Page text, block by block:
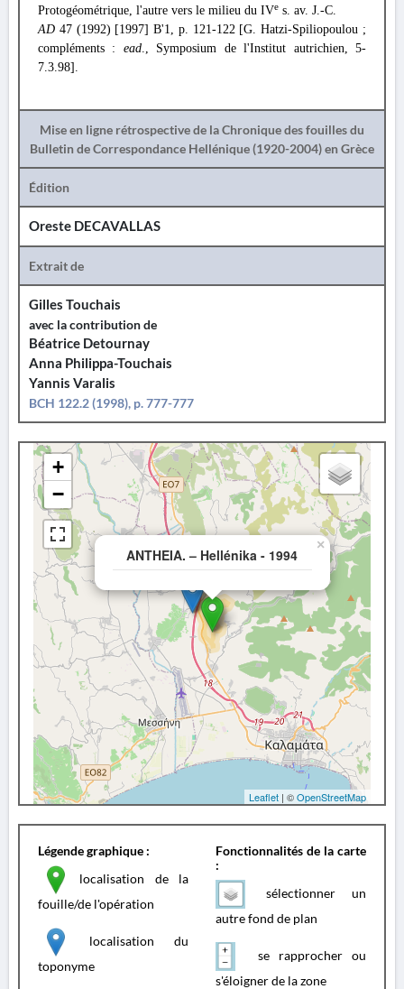
Protogéométrique, l'autre vers le milieu du IVe s. av. J.-C.
AD 47 (1992) [1997] Β'1, p. 121-122 [G. Hatzi-Spiliopoulou ;
compléments : ead., Symposium de l'Institut autrichien, 5-
7.3.98].
Mise en ligne rétrospective de la Chronique des fouilles du
Bulletin de Correspondance Hellénique (1920-2004) en Grèce
Édition
Oreste DECAVALLAS
Extrait de
Gilles Touchais
avec la contribution de
Béatrice Detournay
Anna Philippa-Touchais
Yannis Varalis
BCH 122.2 (1998), p. 777-777
ANTHEIA. – Hellénika - 1994
×
+
−
Leaflet | ©OpenStreetMap
Légende graphique :
localisation de la
fouille/de l'opération
localisation du
toponyme
Fonctionnalités de la carte
:
sélectionner un
autre fond de plan
se rapprocher ou
s'éloigner de la zone